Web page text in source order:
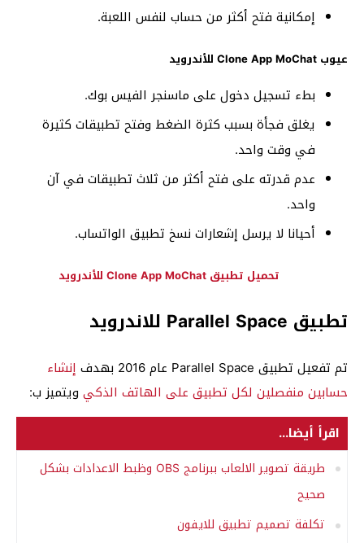
إمكانية فتح أكثر من حساب لنفس اللعبة.
عيوب Clone App MoChat للأندرويد
بطء تسجيل دخول على ماسنجر الفيس بوك.
يغلق فجأة بسبب كثرة الضغط وفتح تطبيقات كثيرة
في وقت واحد.
عدم قدرته على فتح أكثر من ثلاث تطبيقات في آن
واحد.
أحيانا لا يرسل إشعارات نسخ تطبيق الواتساب.
تحميل تطبيق Clone App MoChat للأندرويد
تطبيق Parallel Space للاندرويد
تم تفعيل تطبيق Parallel Space عام 2016 بهدف
إنشاء
حسابين منفصلين لكل تطبيق على الهاتف الذكي ويتميز ب:
اقرأ أيضا...
طريقة تصوير الالعاب ببرنامج OBS وظبط الاعدادات بشكل
صحيح
تكلفة تصميم تطبيق للايفون